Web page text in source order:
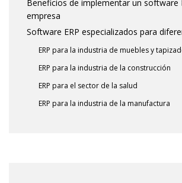
Beneficios de implementar un software
empresa
Software ERP especializados para
ERP para la industria de muebles y
ERP para la industria de la construcción
ERP para el sector de la salud
ERP para la industria de la manufactura